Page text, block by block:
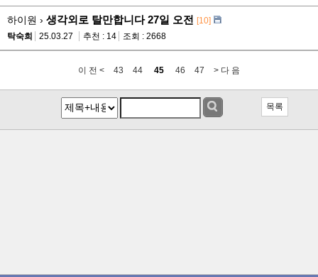
하이원 › 생각외로 탈만합니다 27일 오전 [10]
탁숙희
25.03.27 추천 : 14 조회 : 2668
이 전 < 43 44 45 46 47 > 다 음
목록